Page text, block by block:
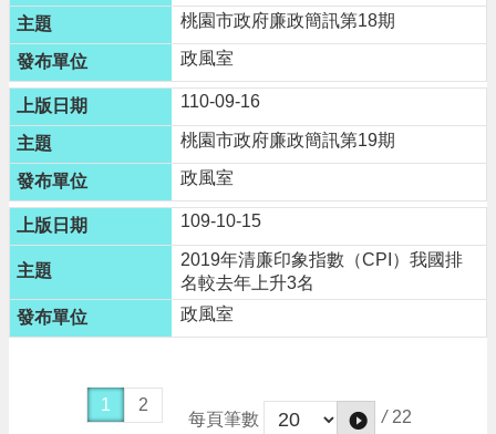
告
網
站
安
全
政
策
桃園市政府廉政簡訊第18期
政風室
110-09-16
桃園市政府廉政簡訊第19期
政風室
109-10-15
2019年清廉印象指數（CPI）我國排
名較去年上升3名
政風室
1 2
每頁筆數 / 22